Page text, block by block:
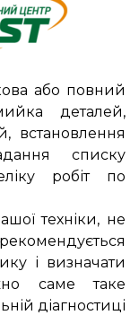
або повний
деталей,
встановлення
списку
робіт по
техніки, не
і визначати
саме таке
діагностиці